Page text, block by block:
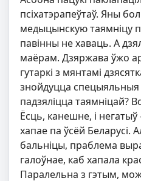
псіхатэрапеўтаў. Яны
медыцынскую таямніцу
павінны не хаваць. А
маёрам. Дзяржава ўжо
гутаркі з мянтамі
знойдуцца спецыяльныя
падзяліцца таямніцай?
Ёсць, канешне, і
хапае па ўсёй Беларусі.
бальніцы, праблема
галоўнае, каб хапала
Паралельна з гэтым,